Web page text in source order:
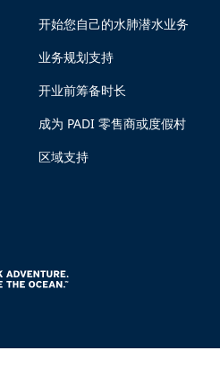
开始您自己的水肺潜水业务
业务规划支持
开业前筹备时长
成为 PADI 零售商或度假村
区域支持